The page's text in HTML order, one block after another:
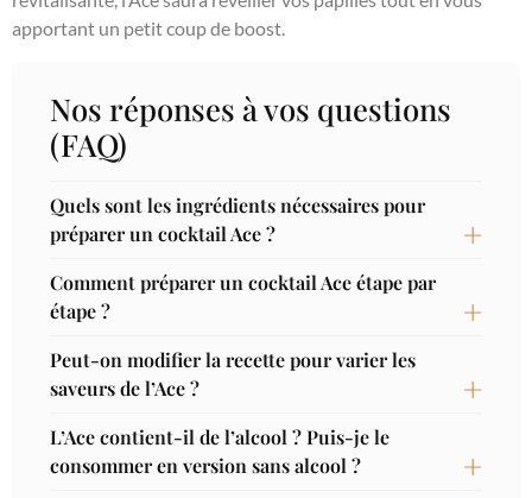
apportant un petit coup de boost.
Nos réponses à vos questions
(FAQ)
Quels sont les ingrédients nécessaires pour
préparer un cocktail Ace ?
Comment préparer un cocktail Ace étape par
étape ?
Peut-on modifier la recette pour varier les
saveurs de l’Ace ?
L’Ace contient-il de l’alcool ? Puis-je le
consommer en version sans alcool ?